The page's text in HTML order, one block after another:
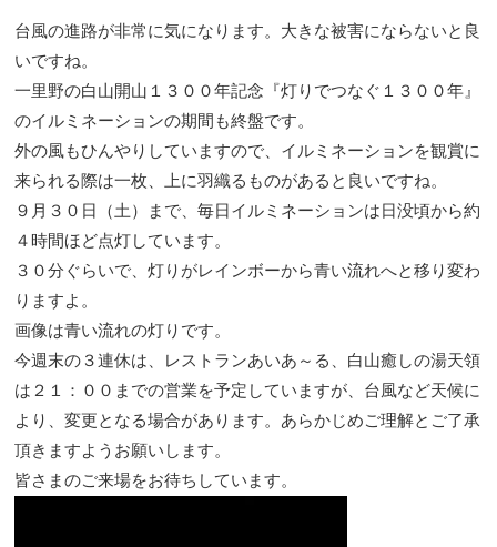
台風の進路が非常に気になります。大きな被害にならないと良
いですね。
一里野の白山開山１３００年記念『灯りでつなぐ１３００年』
のイルミネーションの期間も終盤です。
外の風もひんやりしていますので、イルミネーションを観賞に
来られる際は一枚、上に羽織るものがあると良いですね。
９月３０日（土）まで、毎日イルミネーションは日没頃から約
４時間ほど点灯しています。
３０分ぐらいで、灯りがレインボーから青い流れへと移り変わ
りますよ。
画像は青い流れの灯りです。
今週末の３連休は、レストランあいあ～る、白山癒しの湯天領
は２１：００までの営業を予定していますが、台風など天候に
より、変更となる場合があります。あらかじめご理解とご了承
頂きますようお願いします。
皆さまのご来場をお待ちしています。